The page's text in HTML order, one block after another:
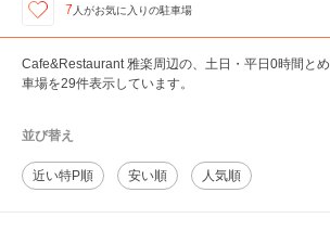
7 人がお気に入りの駐車場
Cafe&Restaurant 雅楽周辺の、土日・平日0時間と
車場を29件表示しています。
並び替え
近い特P順 安い順 人気順